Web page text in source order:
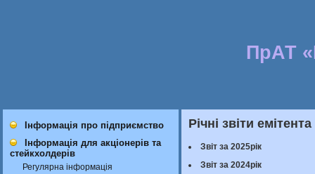
ПрАТ
Інформація про підприємство
Інформація для акціонерів та
стейкхолдерів
Регулярна інформація
Річні звіти емітента
Звіт за 2025рік
Звіт за 2024рік